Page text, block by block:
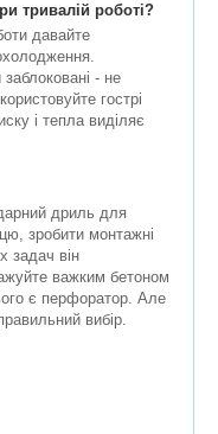
тривалій роботі?
давайте
заблоковані - не
гострі
і тепла виділяє
дриль для
зробити монтажні
задач він
важким бетоном
є перфоратор. Але
вибір.